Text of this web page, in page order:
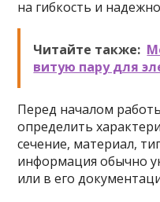
на гибкость и
Читайте также:
витую пару для
Перед началом
определить
сечение, материал,
информация обычно
или в его